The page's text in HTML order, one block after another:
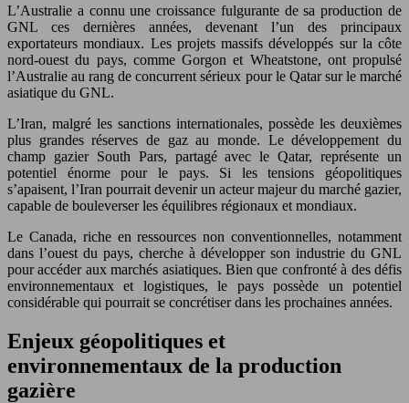
L’Australie a connu une croissance fulgurante de sa production de
GNL ces dernières années, devenant l’un des principaux
exportateurs mondiaux. Les projets massifs développés sur la côte
nord-ouest du pays, comme Gorgon et Wheatstone, ont propulsé
l’Australie au rang de concurrent sérieux pour le Qatar sur le marché
asiatique du GNL.
L’Iran, malgré les sanctions internationales, possède les deuxièmes
plus grandes réserves de gaz au monde. Le développement du
champ gazier South Pars, partagé avec le Qatar, représente un
potentiel énorme pour le pays. Si les tensions géopolitiques
s’apaisent, l’Iran pourrait devenir un acteur majeur du marché gazier,
capable de bouleverser les équilibres régionaux et mondiaux.
Le Canada, riche en ressources non conventionnelles, notamment
dans l’ouest du pays, cherche à développer son industrie du GNL
pour accéder aux marchés asiatiques. Bien que confronté à des défis
environnementaux et logistiques, le pays possède un potentiel
considérable qui pourrait se concrétiser dans les prochaines années.
Enjeux géopolitiques et
environnementaux de la production
gazière